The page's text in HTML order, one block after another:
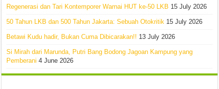
Regenerasi dan Tari Kontemporer Warnai HUT ke-50 LKB 15 July 2026
50 Tahun LKB dan 500 Tahun Jakarta: Sebuah Otokritik 15 July 2026
Betawi Kudu hadir, Bukan Cuma Dibicarakan!! 13 July 2026
Si Mirah dari Marunda, Putri Bang Bodong Jagoan Kampung yang
Pemberani 4 June 2026